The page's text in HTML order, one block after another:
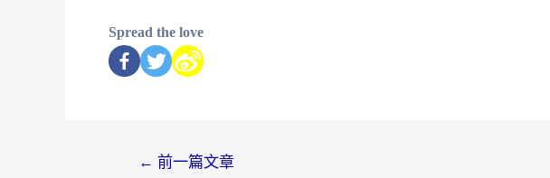
Spread the love
← 前一篇文章